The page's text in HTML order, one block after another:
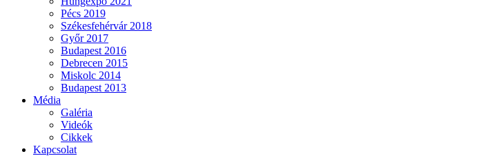
Pécs 2019
Székesfehérvár 2018
Győr 2017
Budapest 2016
Debrecen 2015
Miskolc 2014
Budapest 2013
Média
Galéria
Videók
Cikkek
Kapcsolat